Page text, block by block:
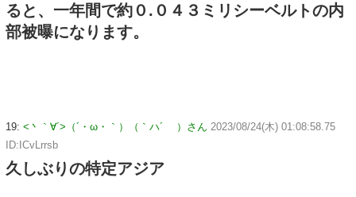
ると、一年間で約０.０４３ミリシーベルトの内
部被曝になります。
19: <丶｀∀´>（´・ω・｀）（｀ハ´ ）さん 2023/08/24(木) 01:08:58.75
ID:ICvLrrsb
久しぶりの特定アジア